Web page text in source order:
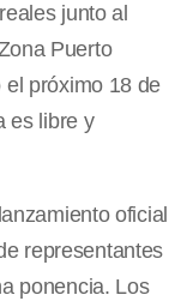
junto al
Puerto
próximo 18 de
es libre y
oficial
representantes
ponencia. Los